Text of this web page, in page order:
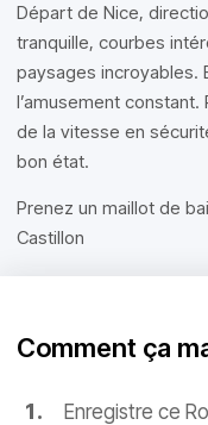
Départ de Nice,
tranquille, courbes
paysages incroyables.
l’amusement
de la vitesse en
bon état.
Prenez un maillot de
Castillon
Comment ça
Enregistre ce